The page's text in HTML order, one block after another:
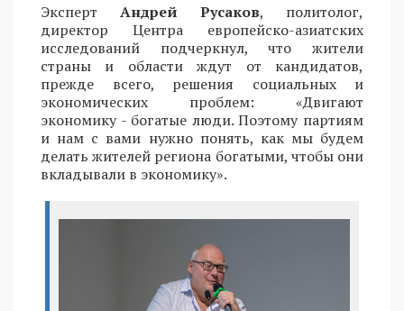
Эксперт Андрей Русаков, политолог,
директор Центра европейско-азиатских
исследований подчеркнул, что жители
страны и области ждут от кандидатов,
прежде всего, решения социальных и
экономических проблем: «Двигают
экономику - богатые люди. Поэтому партиям
и нам с вами нужно понять, как мы будем
делать жителей региона богатыми, чтобы они
вкладывали в экономику».